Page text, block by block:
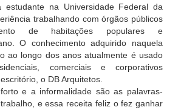
estudante na Universidade Federal da
trabalhando com órgãos públicos
de habitações populares e
O conhecimento adquirido naquela
ao longo dos anos atualmente é usado
comerciais e corporativos
o DB Arquitetos.
e a informalidade são as palavras-
e essa receita feliz o fez ganhar